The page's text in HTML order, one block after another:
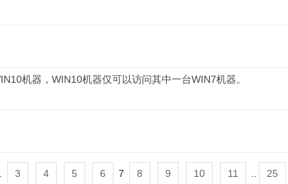
机器，WIN10机器仅可以访问其中一台WIN7机器。
3 4 5 6 7 8 9 10 11 25